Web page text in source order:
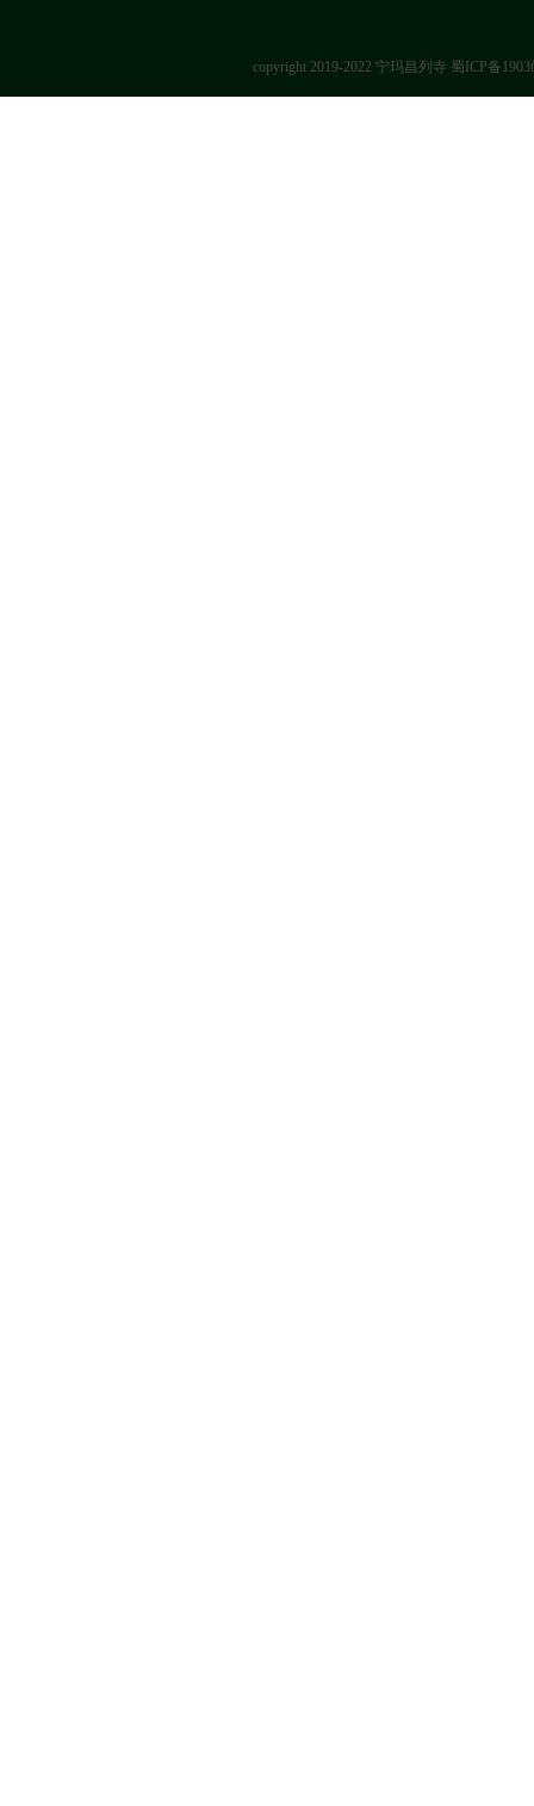
copyright 2019-2022 宁玛昌列寺 蜀ICP备